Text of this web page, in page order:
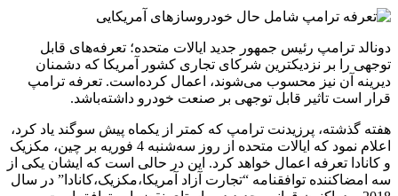
دونالد ترامپ رئیس جمهور جدید ایالات متحده؛ تعرفه‌های قابل
توجهی را بر نزدیکترین شرکای تجاری کشور آمریکا که دشمنان
دیرینه آن نیز محسوب می‌شوند، اعمال کرده‌است. تعرفه ترامپ
قرار است تاثیر قابل توجهی بر صنعت خودرو داشته‌باشد.
هفته گذشته، پرزیدنت ترامپ که کمتر از یکماه پیش سوگند یاد کرد،
اعلام نمود که ایالات متحده از روز سه‌شنبه 4 فوریه بر چین، مکزیک
و کانادا تعرفه اعمال خواهد کرد. این در حالی است که ایشان یکی از
سه امضاکننده توافقنامه “تجارت آزاد آمریکا،مکزیک،کانادا” در سال